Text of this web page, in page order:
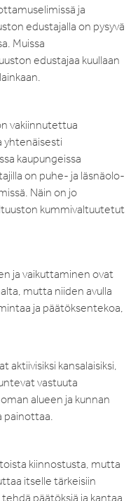
ja
edustajalla on pysyvä
Muissa
edustajaa kuullaan
vakiinnutettua
yhtenäisesti
kaupungeissa
on puhe- ja läsnäolo-
Näin on jo
kummivaltuutetut
ja vaikuttaminen ovat
mutta niiden avulla
ja päätöksentekoa,
aktiivisiksi kansalaisiksi,
vastuuta
alueen ja kunnan
painottaa.
kiinnostusta, mutta
itselle tärkeisiin
päätöksiä ja kantaa